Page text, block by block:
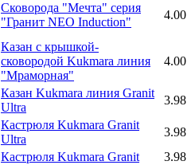
Сковорода "Мечта" серия
"Гранит NEO Induction"
4.00
Казан с крышкой-
сковородой Kukmara линия
"Мраморная"
4.00
Казан Kukmara линия Granit
Ultra
3.98
Кастрюля Kukmara Granit
Ultra
3.98
Кастрюля Kukmara Granit
3.98